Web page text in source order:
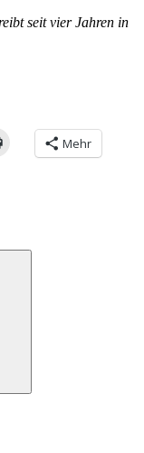
seit vier Jahren in
Mehr